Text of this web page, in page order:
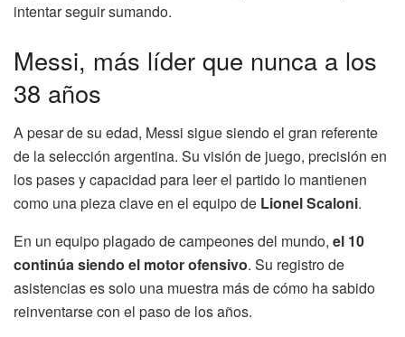
intentar seguir sumando.
Messi, más líder que nunca a los
38 años
A pesar de su edad, Messi sigue siendo el gran referente
de la selección argentina. Su visión de juego, precisión en
los pases y capacidad para leer el partido lo mantienen
como una pieza clave en el equipo de Lionel Scaloni.
En un equipo plagado de campeones del mundo, el 10
continúa siendo el motor ofensivo. Su registro de
asistencias es solo una muestra más de cómo ha sabido
reinventarse con el paso de los años.